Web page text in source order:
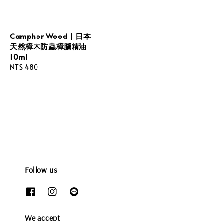
Camphor Wood | 日本
天然樟木防蟲樟腦精油
10ml
Regular
NT$ 480
Follow us
We accept